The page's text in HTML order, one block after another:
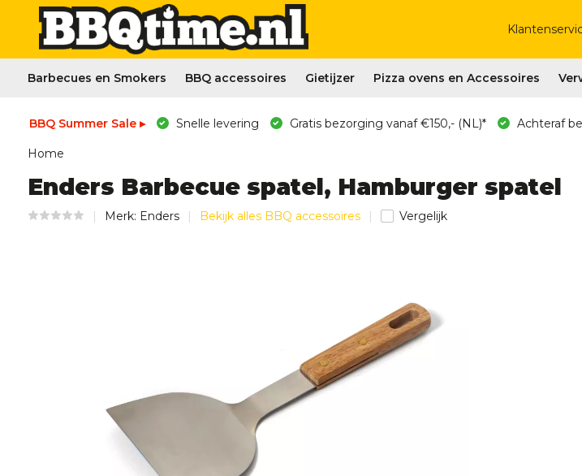
Barbecues en Smokers BBQ accessoires Gietijzer Pizza ovens en Accessoires
BBQ Summer Sale ▸ Snelle levering Gratis bezorging vanaf €150,- (NL)* Achteraf
Home
Enders Barbecue spatel, Hamburger spatel
Merk: Enders Bekijk alles BBQ accessoires Vergelijk